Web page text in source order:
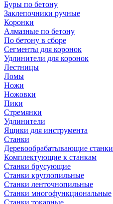
Буры по бетону
Заклепочники ручные
Коронки
Алмазные по бетону
По бетону в сборе
Сегменты для коронок
Удлинители для коронок
Лестницы
Ломы
Ножи
Ножовки
Пики
Стремянки
Удлинители
Ящики для инструмента
Станки
Деревообрабатывающие станки
Комплектующие к станкам
Станки брусующие
Станки круглопильные
Станки ленточнопильные
Станки многофункциональные
Станки токарные